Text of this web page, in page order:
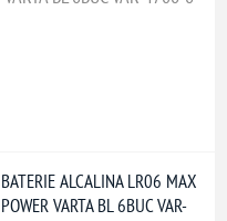
BATERIE ALCALINA LR06 MAX
POWER VARTA BL 6BUC VAR-